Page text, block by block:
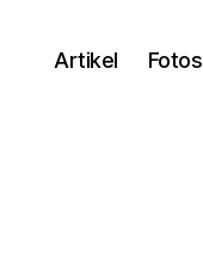
Artikel Fotos